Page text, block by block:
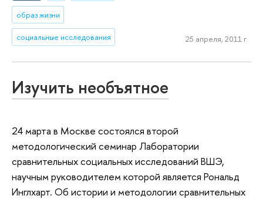
образ жизни
социальные исследования 25 апреля, 2011 г.
Изучить необъятное
24 марта в Москве состоялся второй
методологический семинар Лаборатории
сравнительных социальных исследований ВШЭ,
научным руководителем которой является Рональд
Инглхарт. Об истории и методологии сравнительных